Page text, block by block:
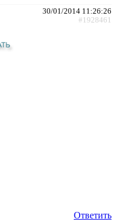
30/01/2014 11:26:26
#1928461
Ответить